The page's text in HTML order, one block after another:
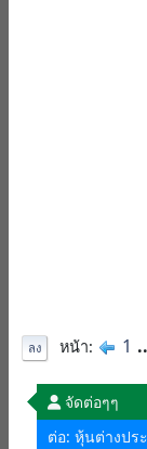
ลง หน้า 1
จัดต่อๆๆ
ต่อ: หุ้นต่างปร